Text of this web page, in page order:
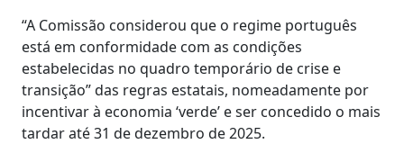
“A Comissão considerou que o regime português
está em conformidade com as condições
estabelecidas no quadro temporário de crise e
transição” das regras estatais, nomeadamente por
incentivar à economia ‘verde’ e ser concedido o mais
tardar até 31 de dezembro de 2025.